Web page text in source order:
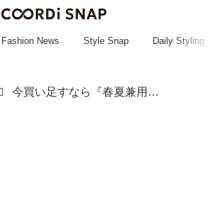
~~~~~~~~~~~
Fashion News Style Snap Daily Styling
今買い足すなら『春夏兼用』で！【ユニクロ】大人にドンピシャ♡「新作アイテム」